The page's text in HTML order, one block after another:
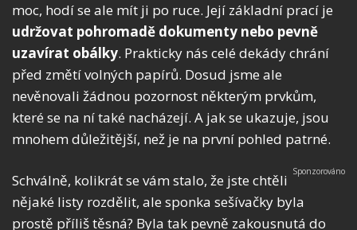
moc, hodí se ale mít ji po ruce. Její základní prací je
udržovat pohromadě dokumenty nebo pevně
uzavírat obálky. Prakticky nás celé dekády chrání
před změtí volných papírů. Dosud jsme ale
nevěnovali žádnou pozornost některým prvkům,
které se na ní také nacházejí. A jak se ukazuje, jsou
mnohem důležitější, než je na první pohled patrné.
Schválně, kolikrát se vám stalo, že jste chtěli
nějaké listy rozdělit, ale sponka sešívačky byla
prostě příliš těsná? Byla tak pevně zakousnutá do